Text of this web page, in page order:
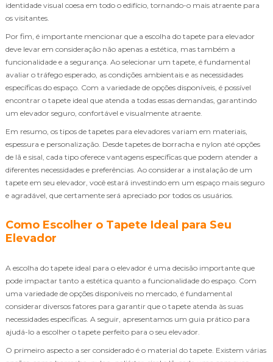
identidade visual coesa em todo o edifício, tornando-o mais atraente para
os visitantes.
Por fim, é importante mencionar que a escolha do tapete para elevador
deve levar em consideração não apenas a estética, mas também a
funcionalidade e a segurança. Ao selecionar um tapete, é fundamental
avaliar o tráfego esperado, as condições ambientais e as necessidades
específicas do espaço. Com a variedade de opções disponíveis, é possível
encontrar o tapete ideal que atenda a todas essas demandas, garantindo
um elevador seguro, confortável e visualmente atraente.
Em resumo, os tipos de tapetes para elevadores variam em materiais,
espessura e personalização. Desde tapetes de borracha e nylon até opções
de lã e sisal, cada tipo oferece vantagens específicas que podem atender a
diferentes necessidades e preferências. Ao considerar a instalação de um
tapete em seu elevador, você estará investindo em um espaço mais seguro
e agradável, que certamente será apreciado por todos os usuários.
Como Escolher o Tapete Ideal para Seu
Elevador
A escolha do tapete ideal para o elevador é uma decisão importante que
pode impactar tanto a estética quanto a funcionalidade do espaço. Com
uma variedade de opções disponíveis no mercado, é fundamental
considerar diversos fatores para garantir que o tapete atenda às suas
necessidades específicas. A seguir, apresentamos um guia prático para
ajudá-lo a escolher o tapete perfeito para o seu elevador.
O primeiro aspecto a ser considerado é o material do tapete. Existem várias